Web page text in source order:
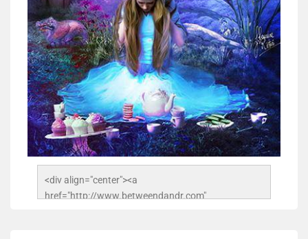
<div align="center"><a
href="http://www.betweendandr.com"